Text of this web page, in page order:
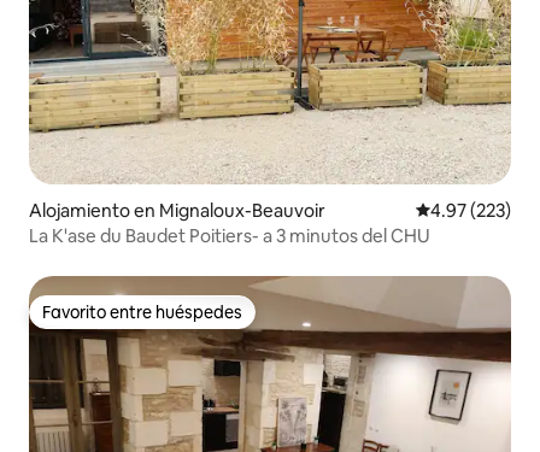
Alojamiento en Mignaloux-Beauvoir Calificación
4.97 (223)
La K'ase du Baudet Poitiers- a 3 minutos del CHU
Favorito entre huéspedes
Favorito entre huéspedes